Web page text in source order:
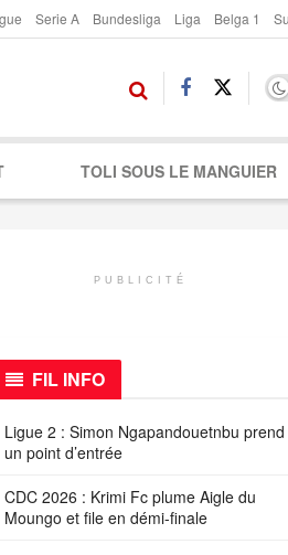
Serie A Bundesliga Liga Belga 1
TOLI SOUS LE MANGUIER
PUBLICITÉ
FIL INFO
Ligue 2 : Simon Ngapandouetnbu prend
un point d’entrée
CDC 2026 : Krimi Fc plume Aigle du
Moungo et file en démi-finale